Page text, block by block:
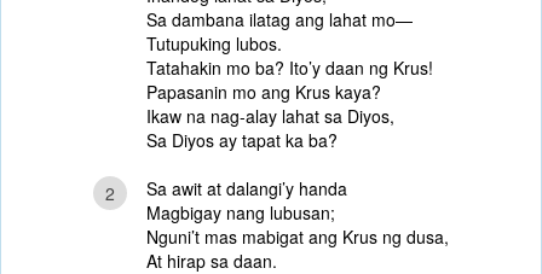
Sa dambana ilatag ang lahat mo—
Tutupuking lubos.
Tatahakin mo ba? Ito’y daan ng Krus!
Papasanin mo ang Krus kaya?
Ikaw na nag-alay lahat sa Diyos,
Sa Diyos ay tapat ka ba?
2
Sa awit at dalangi’y handa
Magbigay nang lubusan;
Nguni’t mas mabigat ang Krus ng dusa,
At hirap sa daan.